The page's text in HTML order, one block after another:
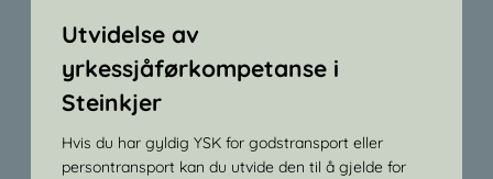
Utvidelse av
yrkessjåførkompetanse i
Steinkjer
Hvis du har gyldig YSK for godstransport eller
persontransport kan du utvide den til å gjelde for